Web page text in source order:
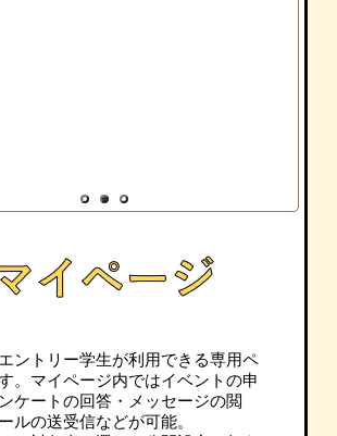
1 2 3
ントリー学生が利用できる専用ペ
。マイページ内ではイベントの申
ケートの回答・メッセージの閲
ルの送受信などが可能。